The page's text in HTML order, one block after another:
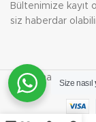
Bültenimize kayıt
siz haberdar
Tüm hakları
Size nasıl